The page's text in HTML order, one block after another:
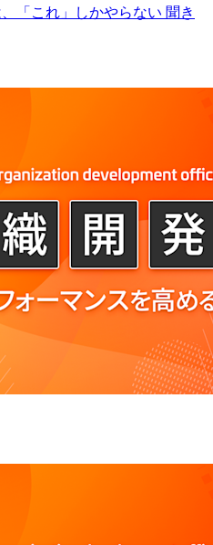
「これ」しかやらない 聞き